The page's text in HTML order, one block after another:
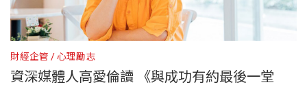
財經企管 心理勵志
資深媒體人高愛倫讀 《與成功有約最後一堂